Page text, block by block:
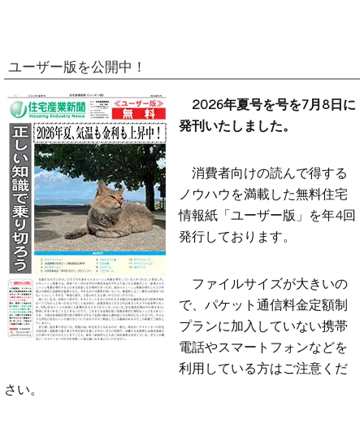
ユーザー版を公開中！
2026年夏号を号を7月8日に
発刊いたしました。
消費者向けの読んで得する
ノウハウを満載した無料住宅
情報紙「ユーザー版」を年4回
発行しております。
ファイルサイズが大きいの
で、パケット通信料金定額制
プランに加入していない携帯
電話やスマートフォンなどを
利用している方はご注意くだ
さい。